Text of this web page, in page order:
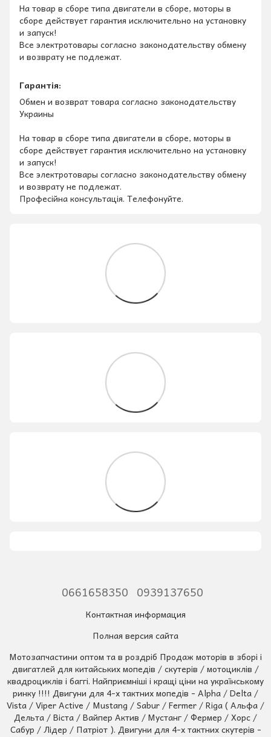
На товар в сборе типа двигатели в сборе, моторы в
сборе действует гарантия исключительно на установку
и запуск!
Все электротовары согласно законодательству обмену
и возврату не подлежат.
Гарантія:
Обмен и возврат товара согласно законодательству
Украины
На товар в сборе типа двигатели в сборе, моторы в
сборе действует гарантия исключительно на установку
и запуск!
Все электротовары согласно законодательству обмену
и возврату не подлежат.
Професійна консультація. Телефонуйте.
0661658350 0939137650
Контактная информация
Полная версия сайта
Мотозапчастини оптом та в роздріб Продаж моторів в зборі і
двигатлей для китайських мопедів / скутерів / мотоциклів /
квадроциклів і баггі. Найприємніші і кращі ціни на українському
ринку !!!! Двигуни для 4-х тактних мопедів - Alpha / Delta /
Vista / Viper Active / Mustang / Sabur / Fermer / Riga ( Альфа /
Дельта / Віста / Вайпер Актив / Мустанг / Фермер / Хорс /
Сабур / Лідер / Патріот ). Двигуни для 4-х тактних скутерів -